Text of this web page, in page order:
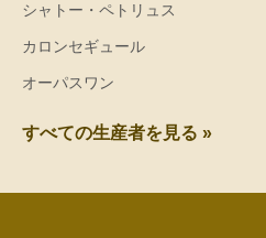
シャトー・ペトリュス
カロンセギュール
オーパスワン
すべての生産者を見る »